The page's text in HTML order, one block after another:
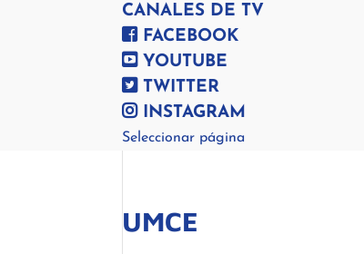
CANALES DE TV
FACEBOOK
YOUTUBE
TWITTER
INSTAGRAM
Seleccionar página
UMCE